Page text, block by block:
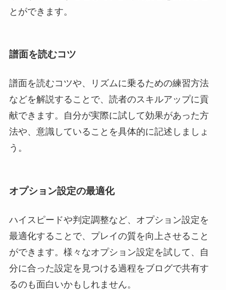
とができます。
譜面を読むコツ
譜面を読むコツや、リズムに乗るための練習方法
などを解説することで、読者のスキルアップに貢
献できます。自分が実際に試して効果があった方
法や、意識していることを具体的に記述しましょ
う。
オプション設定の最適化
ハイスピードや判定調整など、オプション設定を
最適化することで、プレイの質を向上させること
ができます。様々なオプション設定を試して、自
分に合った設定を見つける過程をブログで共有す
るのも面白いかもしれません。